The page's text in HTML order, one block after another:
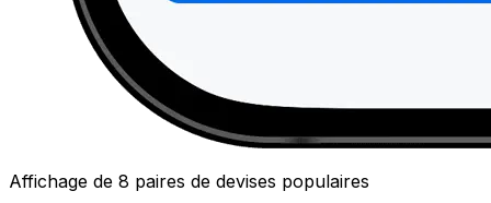
Affichage de 8 paires de devises populaires